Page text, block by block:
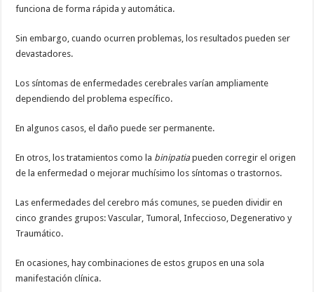
funciona de forma rápida y automática.
Sin embargo, cuando ocurren problemas, los resultados pueden ser
devastadores.
Los síntomas de enfermedades cerebrales varían ampliamente
dependiendo del problema específico.
En algunos casos, el daño puede ser permanente.
En otros, los tratamientos como la binipatiapueden corregir el origen
de la enfermedad o mejorar muchísimo los síntomas o trastornos.
Las enfermedades del cerebro más comunes, se pueden dividir en
cinco grandes grupos: Vascular, Tumoral, Infeccioso, Degenerativo y
Traumático.
En ocasiones, hay combinaciones de estos grupos en una sola
manifestación clínica.